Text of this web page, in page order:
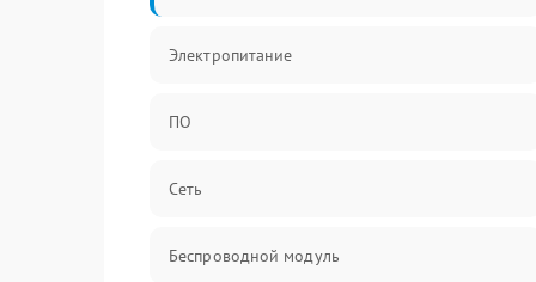
Электропитание
ПО
Сеть
Беспроводной модуль